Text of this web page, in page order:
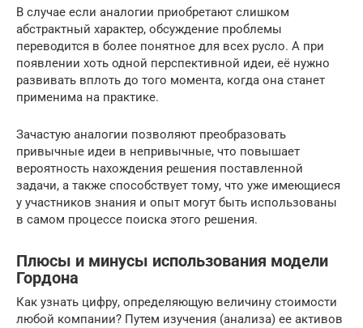
В случае если аналогии приобретают слишком
абстрактный характер, обсуждение проблемы
переводится в более понятное для всех русло. А при
появлении хоть одной перспективной идеи, её нужно
развивать вплоть до того момента, когда она станет
применима на практике.
Зачастую аналогии позволяют преобразовать
привычные идеи в непривычные, что повышает
вероятность нахождения решения поставленной
задачи, а также способствует тому, что уже имеющиеся
у участников знания и опыт могут быть использованы
в самом процессе поиска этого решения.
Плюсы и минусы использования модели
Гордона
Как узнать цифру, определяющую величину стоимости
любой компании? Путем изучения (анализа) ее активов